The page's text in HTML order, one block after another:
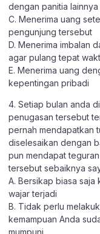
dengan panitia lainnya
C. Menerima uang
pengunjung tersebut
D. Menerima imbalan
agar pulang tepat
E. Menerima uang
kepentingan pribadi
4. Setiap bulan anda
penugasan tersebut
pernah mendapatkan
diselesaikan dengan
pun mendapat
tersebut sebaiknya
A. Bersikap biasa saja
wajar terjadi
B. Tidak perlu
kemampuan Anda